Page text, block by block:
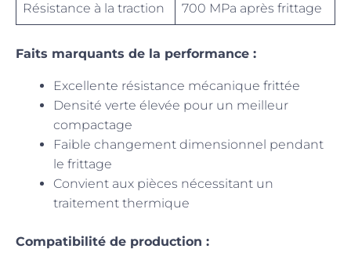
Résistance à la traction 700 MPa après frittage
Faits marquants de la performance :
Excellente résistance mécanique frittée
Densité verte élevée pour un meilleur
compactage
Faible changement dimensionnel pendant
le frittage
Convient aux pièces nécessitant un
traitement thermique
Compatibilité de production :